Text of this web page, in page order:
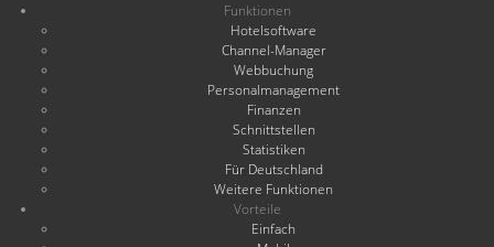
Funktionen
Hotelsoftware
Channel-Manager
Webbuchung
Personalmanagement
Finanzen
Schnittstellen
Statistiken
Für Deutschland
Weitere Funktionen
Vorteile
Einfach